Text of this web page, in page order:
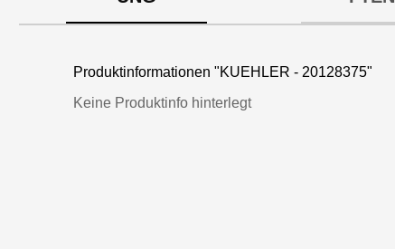
Produktinformationen "KUEHLER - 20128375"
Keine Produktinfo hinterlegt